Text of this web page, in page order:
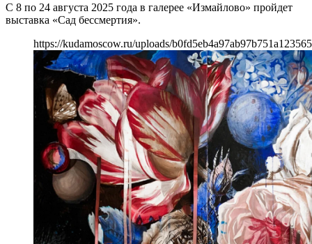
С 8 по 24 августа 2025 года в галерее «Измайлово» пройдет
выставка «Сад бессмертия».
https://kudamoscow.ru/uploads/